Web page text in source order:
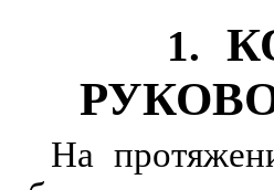
1.
На